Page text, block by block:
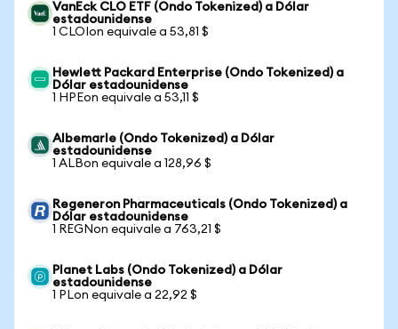
VanEck CLO ETF (Ondo Tokenized) a Dólar
estadounidense
1 CLOIon equivale a 53,81 $
Hewlett Packard Enterprise (Ondo Tokenized) a
Dólar estadounidense
1 HPEon equivale a 53,11 $
Albemarle (Ondo Tokenized) a Dólar
estadounidense
1 ALBon equivale a 128,96 $
Regeneron Pharmaceuticals (Ondo Tokenized) a
Dólar estadounidense
1 REGNon equivale a 763,21 $
Planet Labs (Ondo Tokenized) a Dólar
estadounidense
1 PLon equivale a 22,92 $